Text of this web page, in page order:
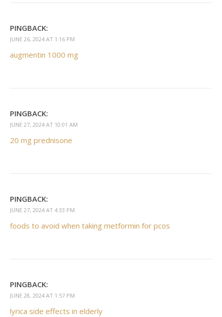
PINGBACK:
JUNE 26, 2024 AT 1:16 PM
augmentin 1000 mg
PINGBACK:
JUNE 27, 2024 AT 10:01 AM
20 mg prednisone
PINGBACK:
JUNE 27, 2024 AT 4:33 PM
foods to avoid when taking metformin for pcos
PINGBACK:
JUNE 28, 2024 AT 1:57 PM
lyrica side effects in elderly